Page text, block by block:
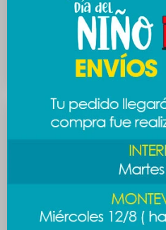
Delineador líquido - Nº1